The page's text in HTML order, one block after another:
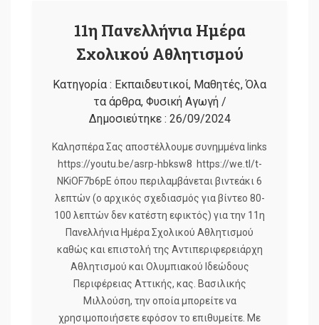
11η Πανελλήνια Ημέρα
Σχολικού Αθλητισμού
Κατηγορία : Εκπαιδευτικοί, Μαθητές,Όλα
τα άρθρα, Φυσική Αγωγή/
Δημοσιεύτηκε : 26/09/2024
Καλησπέρα Σας αποστέλλουμε συνημμένα links
https://youtu.be/asrp-hbksw8 https://we.tl/t-
NKiOF7b6pE όπου περιλαμβάνεται βιντεάκι 6
λεπτών (ο αρχικός σχεδιασμός για βίντεο 80-
100 λεπτών δεν κατέστη εφικτός) για την 11η
Πανελλήνια Ημέρα Σχολικού Αθλητισμού
καθώς και επιστολή της Αντιπεριφερειάρχη
Αθλητισμού και Ολυμπιακού Ιδεώδους
Περιφέρειας Αττικής, κας. Βασιλικής
Μιλλούση, την οποία μπορείτε να
χρησιμοποιήσετε εφόσον το επιθυμείτε. Με